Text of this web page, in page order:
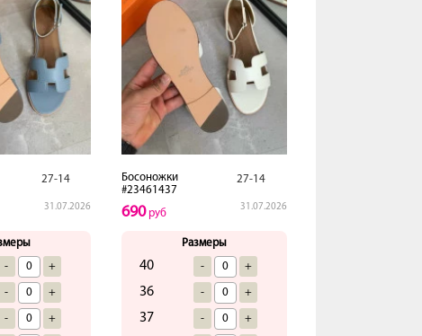
27-14
31.07.2026
- +
- +
- +
Босоножки
#23461437
27-14
31.07.2026
690руб
Размеры
40 - +
36 - +
37 - +